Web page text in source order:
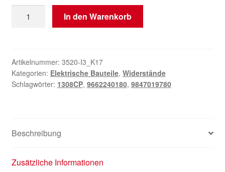
Widerstand
9662240180
1308CP
Menge
In den Warenkorb
Artikelnummer: 3520-I3_K17
Kategorien: Elektrische Bauteile, Widerstände
Schlagwörter: 1308CP, 9662240180, 9847019780
Beschreibung
Zusätzliche Informationen